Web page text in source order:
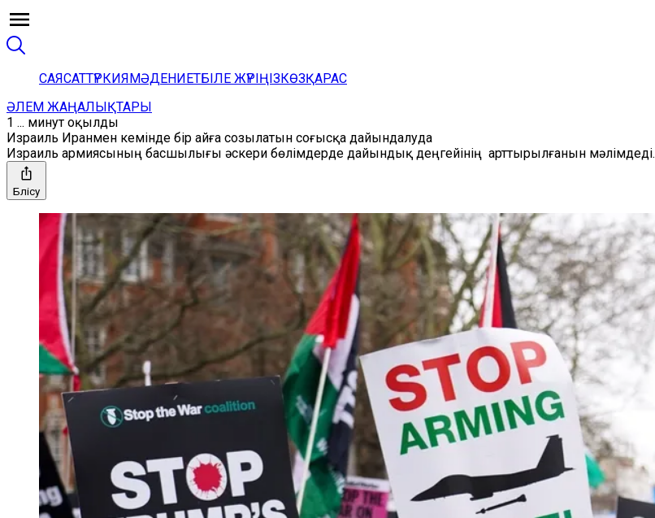
САЯСАТТҮРКИЯМӘДЕНИЕТБІЛЕ ЖҮРІҢІЗКӨЗҚАРАС
ӘЛЕМ ЖАҢАЛЫҚТАРЫ
1 ... минут оқылды
Израиль Иранмен кемінде бір айға созылатын соғысқа дайындалуда
Израиль армиясының басшылығы әскери бөлімдерде дайындық деңгейінің арттырылғанын мәлімдеді.
Бөлісу